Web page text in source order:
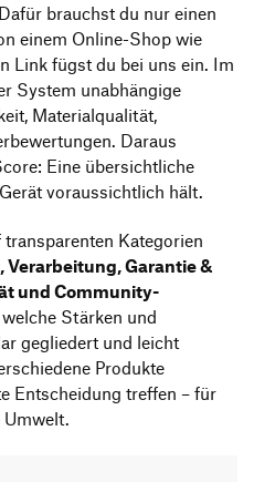
brauchst du nur einen
einem Online-Shop wie
Link fügst du bei uns ein. Im
System unabhängige
Materialqualität,
Daraus
Eine übersichtliche
voraussichtlich hält.
Kategorien
Verarbeitung, Garantie &
und Community-
Stärken und
gegliedert und leicht
Produkte
Entscheidung treffen – für
Umwelt.